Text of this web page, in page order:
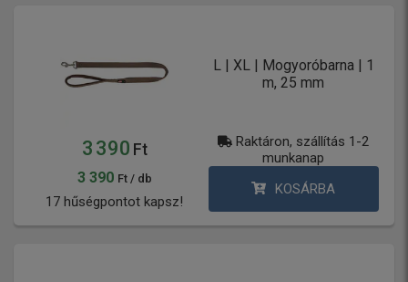
L | XL | Mogyoróbarna | 1
m, 25 mm
3 390 Ft
3 390 Ft / db
17 hűségpontot kapsz!
Raktáron, szállítás 1-2
munkanap
KOSÁRBA